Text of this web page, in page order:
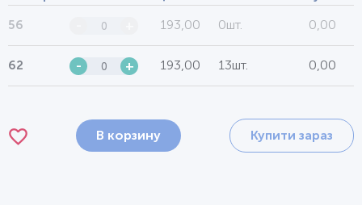
56 193,00 0шт. 0,00
62 - + 193,00 13шт. 0,00
В корзину Купити зараз